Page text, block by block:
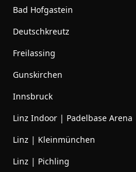
Bad Hofgastein
Deutschkreutz
Freilassing
Gunskirchen
Innsbruck
Linz Indoor | Padelbase Arena
Linz | Kleinmünchen
Linz | Pichling